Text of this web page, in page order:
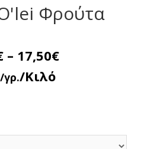
Φρούτα
– 17,50€
/γρ./Κιλό